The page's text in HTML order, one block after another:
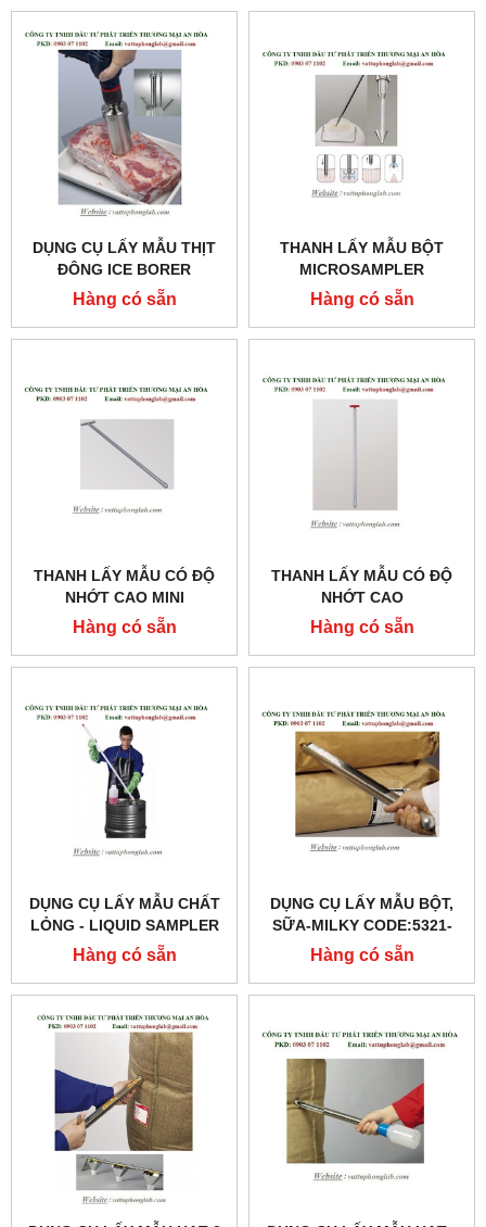
DỤNG CỤ LẤY MẪU THỊT
ĐÔNG ICE BORER
CODE:5323
Hàng có sẵn
THANH LẤY MẪU BỘT
MICROSAMPLER
CODE:5307-C
Hàng có sẵn
THANH LẤY MẪU CÓ ĐỘ
NHỚT CAO MINI
VISCOSAMPLER
CODE:5341
Hàng có sẵn
THANH LẤY MẪU CÓ ĐỘ
NHỚT CAO
VISCOSAMPLER
CODE:5331
Hàng có sẵn
DỤNG CỤ LẤY MẪU CHẤT
LỎNG - LIQUID SAMPLER
CODE:5330
Hàng có sẵn
DỤNG CỤ LẤY MẪU BỘT,
SỮA-MILKY CODE:5321-
0300
Hàng có sẵn